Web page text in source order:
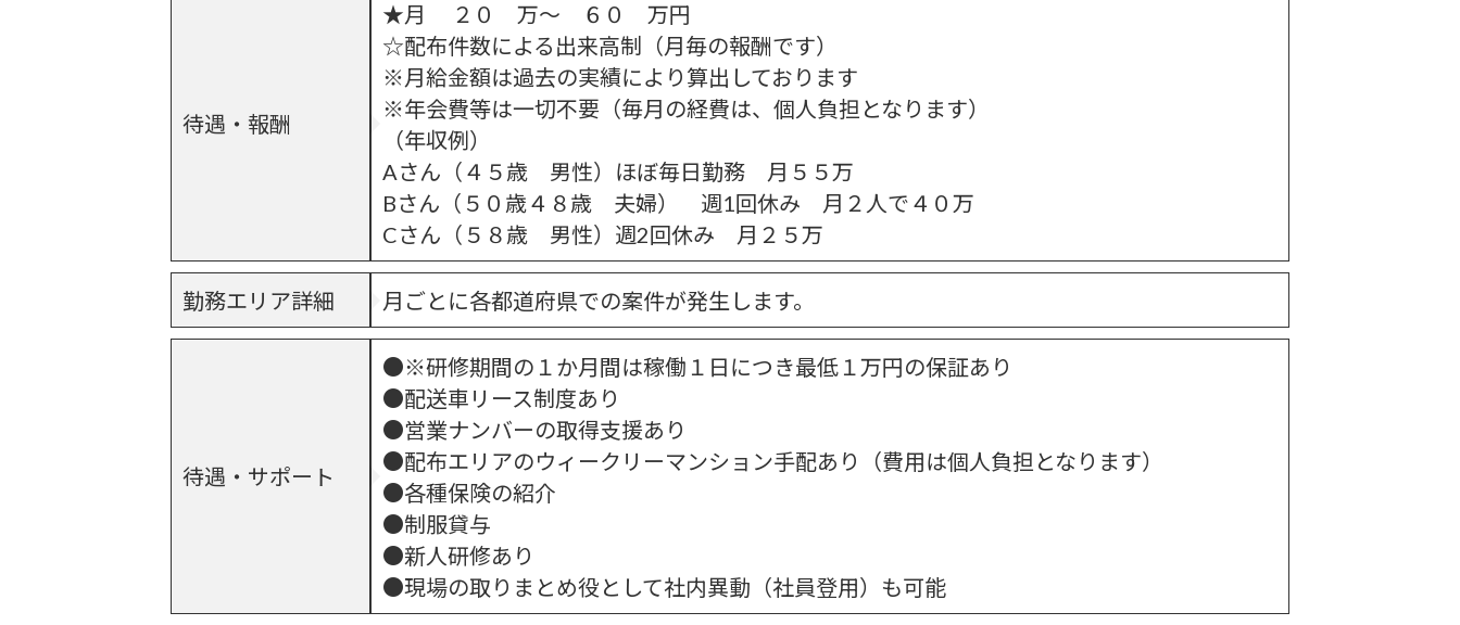
待遇・報酬
★月 ２０ 万～ ６０ 万円
☆配布件数による出来高制（月毎の報酬です）
※月給金額は過去の実績により算出しております
※年会費等は一切不要（毎月の経費は、個人負担となります）
（年収例）
Aさん（４５歳 男性）ほぼ毎日勤務 月５５万
Bさん（５０歳４８歳 夫婦） 週1回休み 月２人で４０万
Cさん（５８歳 男性）週2回休み 月２５万
勤務エリア詳細 月ごとに各都道府県での案件が発生します。
待遇・サポート
●※研修期間の１か月間は稼働１日につき最低１万円の保証あり
●配送車リース制度あり
●営業ナンバーの取得支援あり
●配布エリアのウィークリーマンション手配あり（費用は個人負担となります）
●各種保険の紹介
●制服貸与
●新人研修あり
●現場の取りまとめ役として社内異動（社員登用）も可能